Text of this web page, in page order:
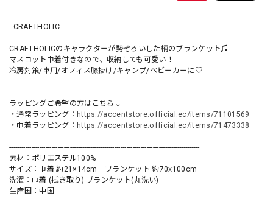
- CRAFTHOLIC -
CRAFTHOLICのキャラクターが勢ぞろいした柄のブランケット♫
マスコット巾着付きなので、収納しても可愛い！
冷房対策/車用/オフィス膝掛け/キャンプ/ベビーカーに♡
ラッピングご希望の方はこちら↓
・通常ラッピング： https://accentstore.official.ec/items/71101569
・巾着ラッピング： https://accentstore.official.ec/items/71473338
----------------------------------------------------------------------------------------------
素材：ポリエステル100%
サイズ：巾着 約21×14cm ブランケット 約70x100cm
洗濯：巾着 (拭き取り) ブランケット(丸洗い)
生産国：中国